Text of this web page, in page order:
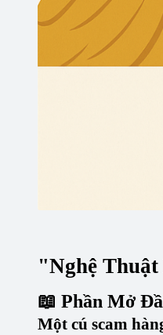
"Nghệ Thuật
📖 Phần Mở
Một cú scam